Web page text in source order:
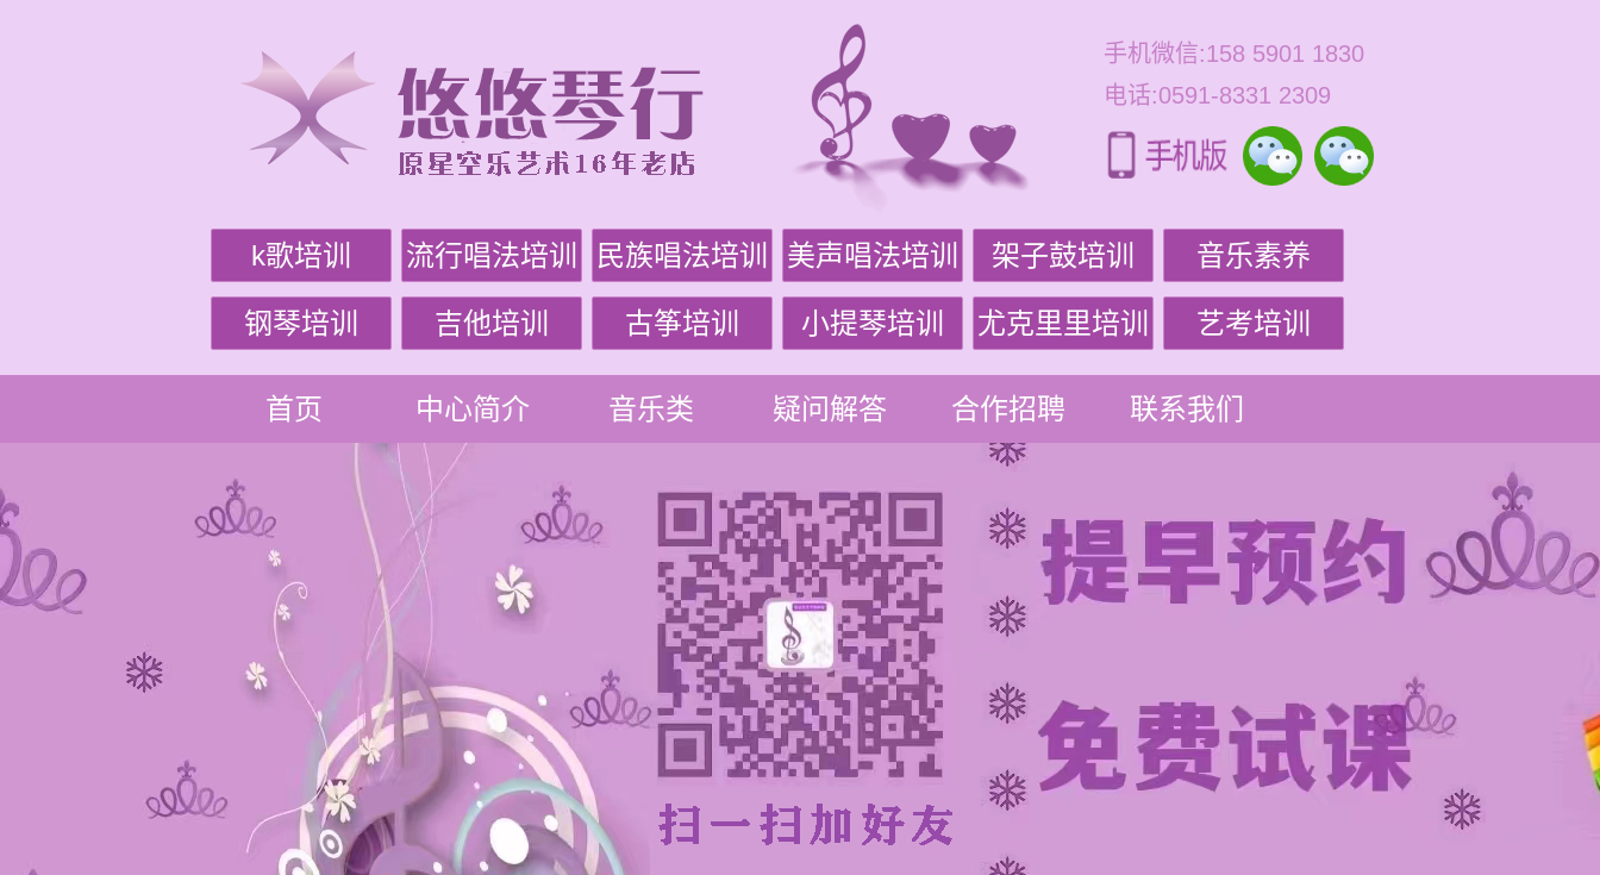
手机微信:158 5901 1830
电话:0591-8331 2309
k歌培训 流行唱法培训 民族唱法培训 美声唱法培训 架子鼓培训 音乐素养
钢琴培训 吉他培训 古筝培训 小提琴培训 尤克里里培训 艺考培训
首页 中心简介 音乐类 疑问解答 合作招聘 联系我们